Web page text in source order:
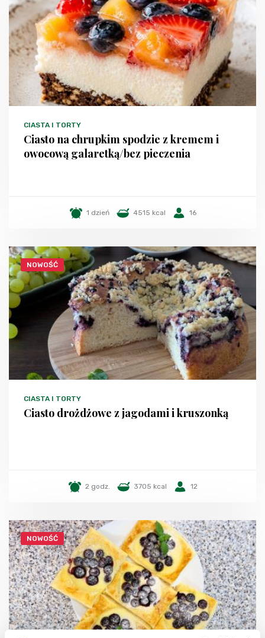
CIASTA I TORTY
Ciasto na chrupkim spodzie z kremem i
owocową galaretką/bez pieczenia
1 dzień 4515 kcal 16
NOWOŚĆ
CIASTA I TORTY
Ciasto drożdżowe z jagodami i kruszonką
2 godz. 3705 kcal 12
NOWOŚĆ